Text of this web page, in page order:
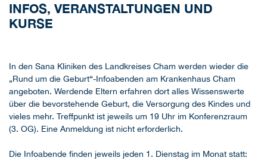
INFOS, VERANSTALTUNGEN UND
KURSE
In den Sana Kliniken des Landkreises Cham werden wieder die
„Rund um die Geburt“-Infoabenden am Krankenhaus Cham
angeboten. Werdende Eltern erfahren dort alles Wissenswerte
über die bevorstehende Geburt, die Versorgung des Kindes und
vieles mehr. Treffpunkt ist jeweils um 19 Uhr im Konferenzraum
(3. OG). Eine Anmeldung ist nicht erforderlich.
Die Infoabende finden jeweils jeden 1. Dienstag im Monat statt: